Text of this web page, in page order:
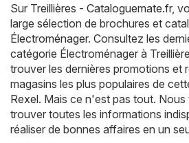
Sur Treillières - Cataloguemate.fr,
large sélection de brochures et
Électroménager. Consultez les
catégorie Électroménager à
trouver les dernières promotions et
magasins les plus populaires de
Rexel. Mais ce n'est pas tout.
trouver toutes les informations
réaliser de bonnes affaires en un